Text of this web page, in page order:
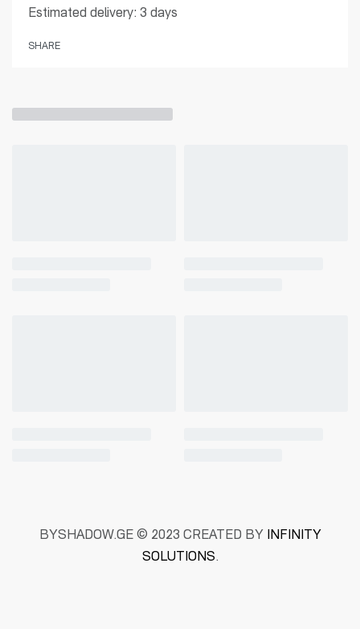
Estimated delivery: 3 days
SHARE
BYSHADOW.GE © 2023 CREATED BY INFINITY
SOLUTIONS.